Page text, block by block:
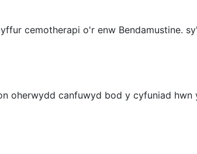
cemotherapi o'r enw Bendamustine.
oherwydd canfuwyd bod y cyfuniad